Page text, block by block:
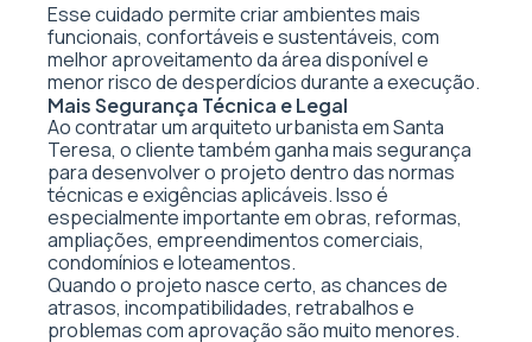
Esse cuidado permite criar ambientes mais
funcionais, confortáveis e sustentáveis, com
melhor aproveitamento da área disponível e
menor risco de desperdícios durante a execução.
Mais Segurança Técnica e Legal
Ao contratar um arquiteto urbanista em Santa
Teresa, o cliente também ganha mais segurança
para desenvolver o projeto dentro das normas
técnicas e exigências aplicáveis. Isso é
especialmente importante em obras, reformas,
ampliações, empreendimentos comerciais,
condomínios e loteamentos.
Quando o projeto nasce certo, as chances de
atrasos, incompatibilidades, retrabalhos e
problemas com aprovação são muito menores.